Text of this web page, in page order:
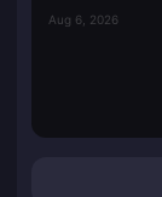
Aug 6, 2026